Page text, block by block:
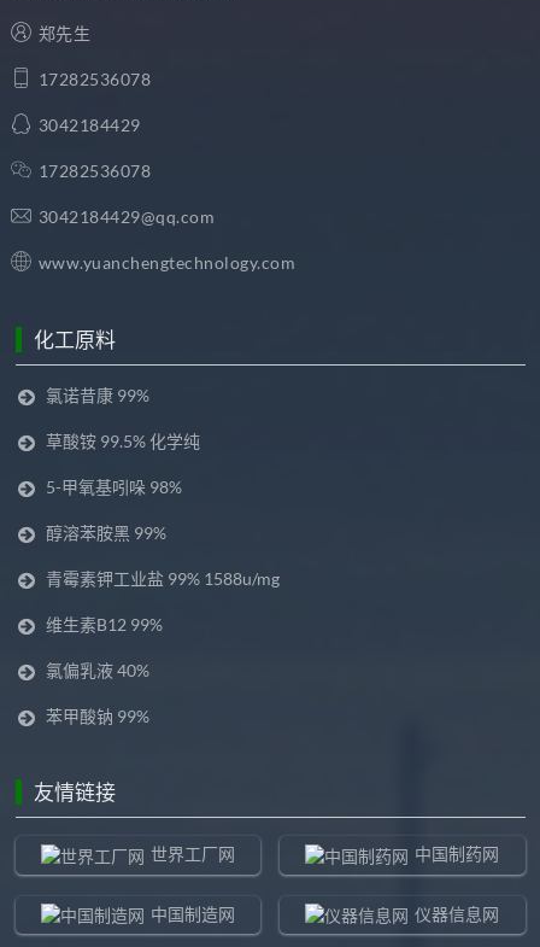
郑先生
17282536078
3042184429
17282536078
3042184429@qq.com
www.yuanchengtechnology.com
化工原料
氯诺昔康 99%
草酸铵 99.5% 化学纯
5-甲氧基吲哚 98%
醇溶苯胺黑 99%
青霉素钾工业盐 99% 1588u/mg
维生素B12 99%
氯偏乳液 40%
苯甲酸钠 99%
友情链接
世界工厂网 中国制药网
中国制造网 仪器信息网